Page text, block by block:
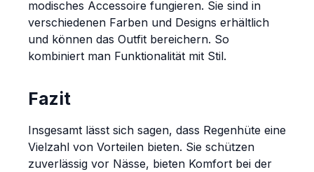
modisches Accessoire fungieren. Sie sind in
verschiedenen Farben und Designs erhältlich
und können das Outfit bereichern. So
kombiniert man Funktionalität mit Stil.
Fazit
Insgesamt lässt sich sagen, dass Regenhüte eine
Vielzahl von Vorteilen bieten. Sie schützen
zuverlässig vor Nässe, bieten Komfort bei der